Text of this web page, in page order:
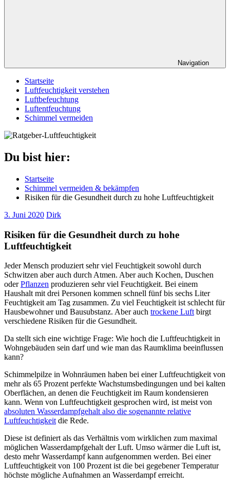
Navigation
Startseite
Luftfeuchtigkeit verstehen
Luftbefeuchtung
Luftentfeuchtung
Schimmel vermeiden
Du bist hier:
Startseite
Schimmel vermeiden & bekämpfen
Risiken für die Gesundheit durch zu hohe Luftfeuchtigkeit
3. Juni 2020 Dirk
Risiken für die Gesundheit durch zu hohe
Luftfeuchtigkeit
Jeder Mensch produziert sehr viel Feuchtigkeit sowohl durch
Schwitzen aber auch durch Atmen. Aber auch Kochen, Duschen
oderPflanzen produzieren sehr viel Feuchtigkeit. Bei einem
Haushalt mit drei Personen kommen schnell fünf bis sechs Liter
Feuchtigkeit am Tag zusammen. Zu viel Feuchtigkeit ist schlecht für
Hausbewohner und Bausubstanz. Aber auch trockene Luft birgt
verschiedene Risiken für die Gesundheit.
Da stellt sich eine wichtige Frage: Wie hoch die Luftfeuchtigkeit in
Wohngebäuden sein darf und wie man das Raumklima beeinflussen
kann?
Schimmelpilze in Wohnräumen haben bei einer Luftfeuchtigkeit von
mehr als 65 Prozent perfekte Wachstumsbedingungen und bei kalten
Oberflächen, an denen die Feuchtigkeit im Raum kondensieren
kann. Wenn von Luftfeuchtigkeit gesprochen wird, ist meist von
absoluten Wasserdampfgehalt also die sogenannte relative
Luftfeuchtigkeit die Rede.
Diese ist definiert als das Verhältnis vom wirklichen zum maximal
möglichen Wasserdampfgehalt der Luft. Umso wärmer die Luft ist,
desto mehr Wasserdampf kann aufgenommen werden. Bei einer
Luftfeuchtigkeit von 100 Prozent ist die bei gegebener Temperatur
höchste mögliche Aufnahmen an Wasserdampf erreicht.